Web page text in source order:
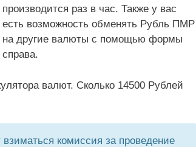
производится раз в час. Также у вас
есть возможность обменять Рубль ПМР
на другие валюты с помощью формы
справа.
валют. Сколько 14500 Рублей
комиссия за проведение